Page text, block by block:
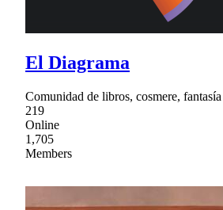
El Diagrama
Comunidad de libros, cosmere,
219
Online
1,705
Members